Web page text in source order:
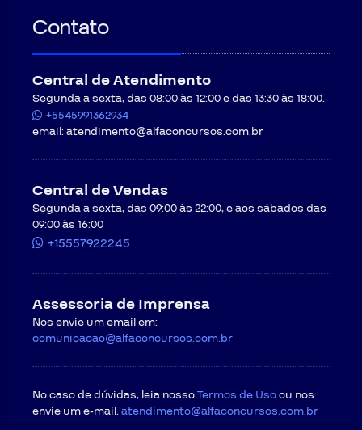
Contato
Central de Atendimento
Segunda a sexta, das 08:00 às 12:00 e das 13:30 às 18:00.
+5545991362934
email:atendimento@alfaconcursos.com.br
Central de Vendas
Segunda a sexta, das 09:00 às 22:00, e aos sábados das
09:00 às 16:00
+15557922245
Assessoria de Imprensa
Nos envie um email em:
comunicacao@alfaconcursos.com.br
No caso de dúvidas, leia nossoTermos de Usoou nos
envie um e-mail.atendimento@alfaconcursos.com.br